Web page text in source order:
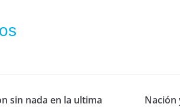
sin nada en la ultima
Nación